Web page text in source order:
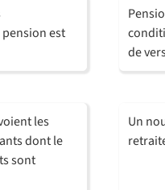
est
de
les
dont le
sont
Un